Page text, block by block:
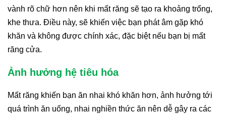
vành rõ chữ hơn nên khi mất răng sẽ tạo ra khoảng trống,
khe thưa. Điều này, sẽ khiến việc bạn phát âm gặp khó
khăn và không được chính xác, đặc biệt nếu bạn bị mất
răng cửa.
Ảnh hưởng hệ tiêu hóa
Mất răng khiến bạn ăn nhai khó khăn hơn, ảnh hưởng tới
quá trình ăn uống, nhai nghiền thức ăn nên dễ gây ra các